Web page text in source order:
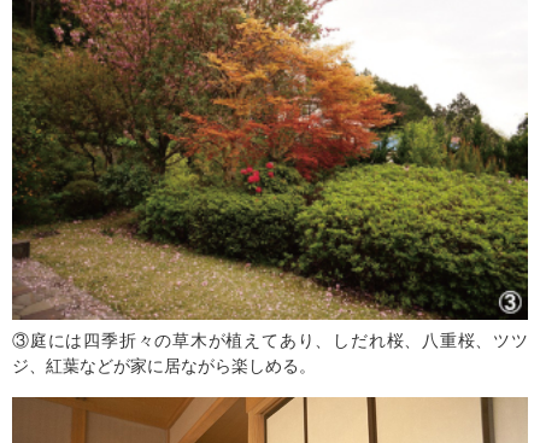
③庭には四季折々の草木が植えてあり、しだれ桜、八重桜、ツツ
ジ、紅葉などが家に居ながら楽しめる。